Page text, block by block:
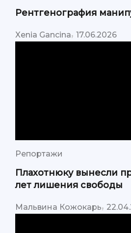
Рентгенография
Xenia Gancina,17.06.2026
Репортажи
Плахотнюку вынесли
лет лишения свободы
Мальвина Кожокарь,